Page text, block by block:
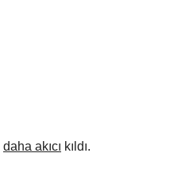
daha akıcı kıldı.